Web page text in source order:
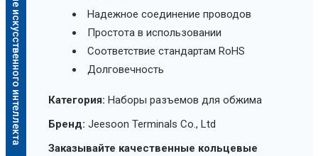
Описание искусственного интеллекта
Надежное соединение проводов
Простота в использовании
Соответствие стандартам RoHS
Долговечность
Категория: Наборы разъемов для обжима
Бренд: Jeesoon Terminals Co., Ltd
Заказывайте качественные кольцевые